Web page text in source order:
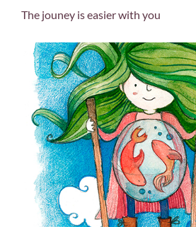
The jouney is easier with you